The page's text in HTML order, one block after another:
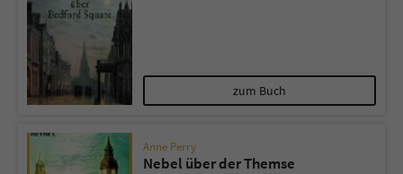
zum Buch
Anne Perry
Nebel über der Themse